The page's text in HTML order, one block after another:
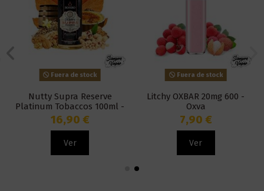
Fuera de stock
Nutty Supra Reserve
Platinum Tobaccos 100ml -
Bombo
16,90 €
Ver
Fuera de stock
Litchy OXBAR 20mg 600 -
Oxva
7,90 €
Ver